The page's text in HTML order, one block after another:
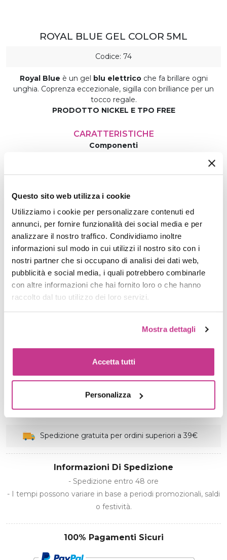
Questo sito web utilizza i cookie
Utilizziamo i cookie per personalizzare contenuti ed
annunci, per fornire funzionalità dei social media e per
analizzare il nostro traffico. Condividiamo inoltre
informazioni sul modo in cui utilizzi il nostro sito con i
nostri partner che si occupano di analisi dei dati web,
pubblicità e social media, i quali potrebbero combinarle
con altre informazioni che hai fornito loro o che hanno
raccolto dal tuo utilizzo dei loro servizi.
Mostra dettagli
Accetta tutti
Personalizza
ROYAL BLUE GEL COLOR 5ML
Codice: 74
Royal Blue è un gel blu elettricoche fa brillare ogni
unghia. Coprenza eccezionale, sigilla con brilliance per un
tocco regale.
PRODOTTO NICKEL E TPO FREE
CARATTERISTICHE
Componenti
Modalità di Applicazione
Applicare in modo uniforme
Produzione
Made in Italy
Tempi di Polimerizzazione
120 sec. in Lampada UV - 60 sec. in Lampada LED
Utilizzo
Prodotto per uso professionale
€ 4,99
AGGIUNGI AL CARRELLO
Spedizione gratuita per ordini superiori a 39€
Informazioni Di Spedizione
- Spedizione entro 48 ore
- I tempi possono variare in base a periodi promozionali, saldi
o festività.
100% Pagamenti Sicuri